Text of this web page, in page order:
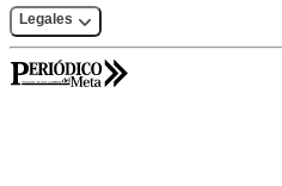
Legales